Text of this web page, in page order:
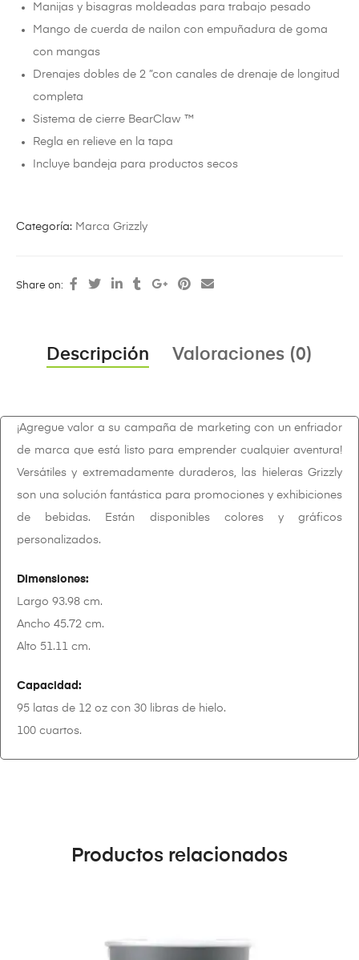
Manijas y bisagras moldeadas para trabajo pesado
Mango de cuerda de nailon con empuñadura de goma
con mangas
Drenajes dobles de 2 ”con canales de drenaje de longitud
completa
Sistema de cierre BearClaw ™
Regla en relieve en la tapa
Incluye bandeja para productos secos
Categoría: Marca Grizzly
Share on:
Descripción Valoraciones (0)
¡Agregue valor a su campaña de marketing con un enfriador
de marca que está listo para emprender cualquier aventura!
Versátiles y extremadamente duraderos, las hieleras Grizzly
son una solución fantástica para promociones y exhibiciones
de bebidas. Están disponibles colores y gráficos
personalizados.
Dimensiones:
Largo 93.98 cm.
Ancho 45.72 cm.
Alto 51.11 cm.
Capacidad:
95 latas de 12 oz con 30 libras de hielo.
100 cuartos.
Productos relacionados